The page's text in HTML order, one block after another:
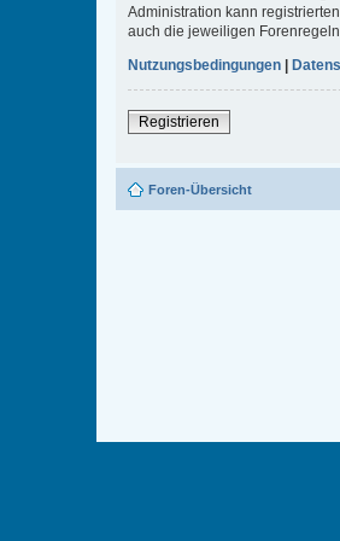
Administration kann
auch die jeweiligen
Nutzungsbedingungen |
Registrieren
Foren-Übersicht